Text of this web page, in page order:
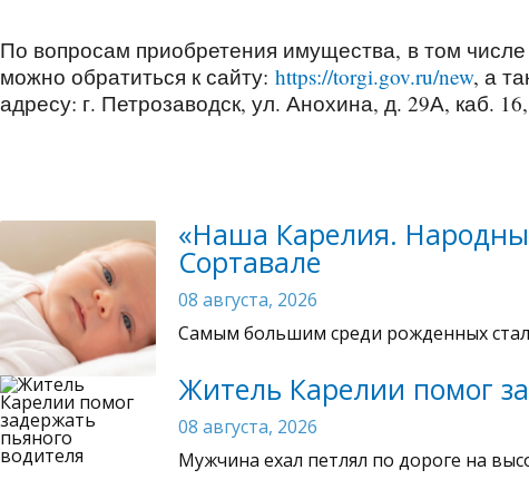
По вопросам приобретения имущества, в том
можно обратиться к сайту: https://torgi.gov.ru/new, а
адресу: г. Петрозаводск, ул. Анохина, д. 29А, каб.
«Наша Карелия.
Сортавале
08 августа, 2026
Самым большим среди рожденных стал
Житель Карелии помог
08 августа, 2026
Мужчина ехал петлял по дороге на